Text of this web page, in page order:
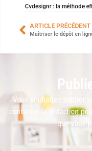
Cvdesignr : la méthode
ARTICLE PRÉCÉDENT
Vous souhaitez publier
contacter la rédaction
que vous